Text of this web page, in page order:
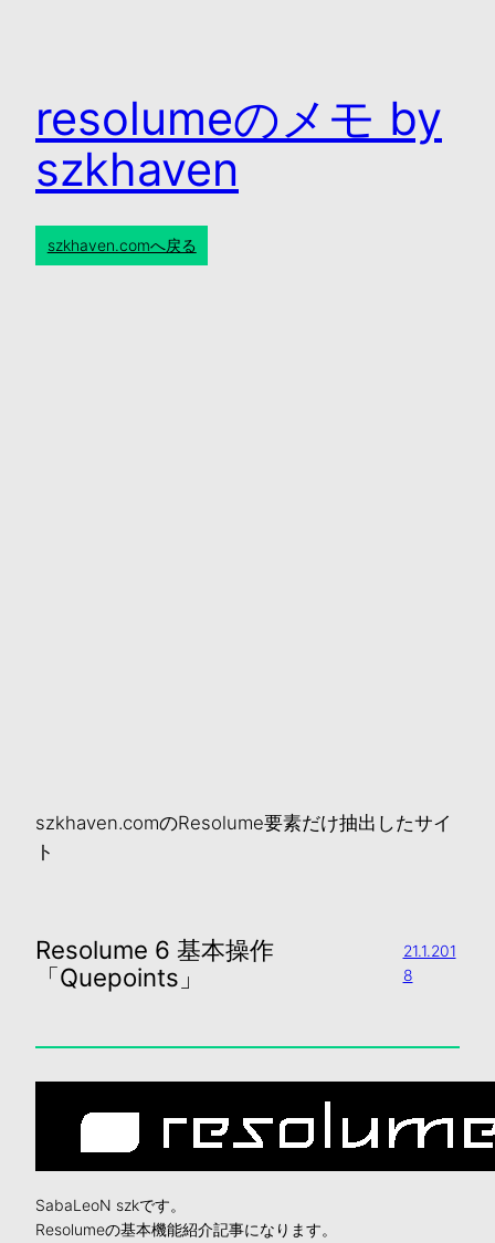
resolumeのメモ by
szkhaven
szkhaven.comへ戻る
szkhaven.comのResolume要素だけ抽出したサイ
ト
Resolume 6 基本操作
「Quepoints」
21.1.201
8
SabaLeoN szkです。
Resolumeの基本機能紹介記事になります。